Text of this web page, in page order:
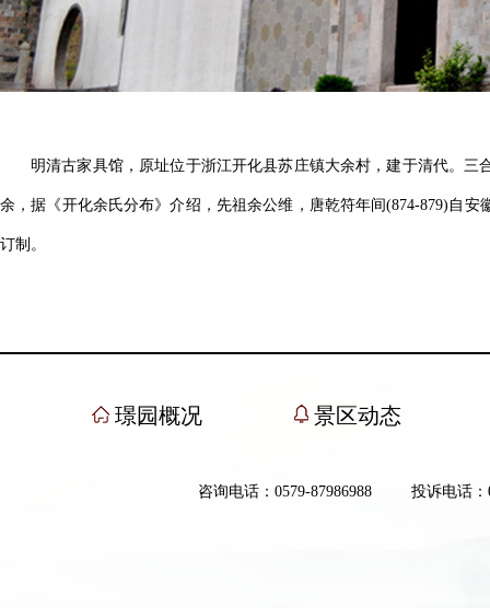
明清古家具馆，原址位于浙江开化县苏庄镇大余村，建于清代。
余，据《开化余氏分布》介绍，先祖余公维，唐乾符年间(874-879)自
订制。
璟园概况 景区动态
咨询电话：0579-87986988 投诉电话：